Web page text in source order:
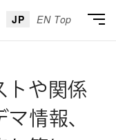
JP EN Top
トや関係
情報、